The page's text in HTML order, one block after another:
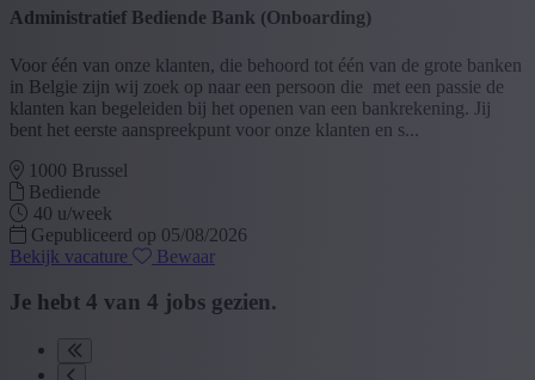
Administratief Bediende Bank (Onboarding)
Voor één van onze klanten, die behoord tot één van de grote banken
in Belgie zijn wij zoek op naar een persoon die met een passie de
klanten kan begeleiden bij het openen van een bankrekening. Jij
bent het eerste aanspreekpunt voor onze klanten en s...
1000 Brussel
Bediende
40 u/week
Gepubliceerd op 05/08/2026
Bekijk vacature
Bewaar
Je hebt 4 van 4 jobs gezien.